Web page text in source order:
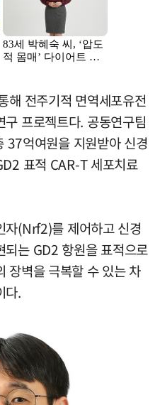
해 전주기적 면역세포유전
프로젝트다. 공동연구팀
37억여원을 지원받아 신경
표적 CAR-T 세포치료
자(Nrf2)를 제어하고 신경
되는 GD2 항원을 표적으로
장벽을 극복할 수 있는 차
다.